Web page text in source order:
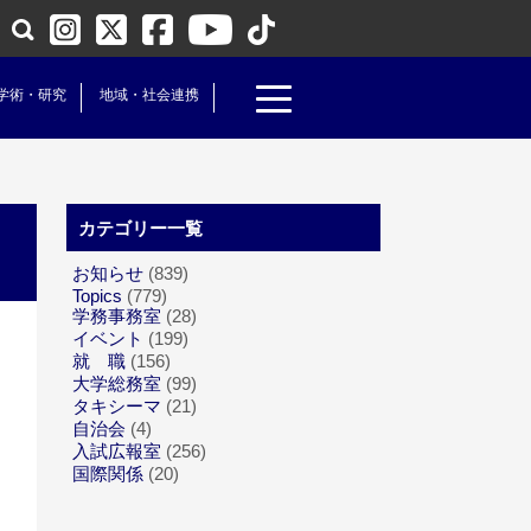
術・研究 地域・社会連携
カテゴリー一覧
お知らせ (839)
Topics (779)
学務事務室 (28)
イベント (199)
就 職 (156)
大学総務室 (99)
タキシーマ (21)
自治会 (4)
入試広報室 (256)
国際関係 (20)